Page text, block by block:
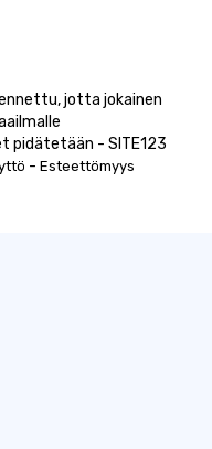
jotta jokainen
pidätetään - SITE123
- Esteettömyys